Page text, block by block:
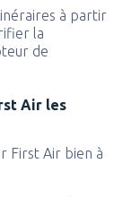
à partir
la
de
Air les
First Air bien à